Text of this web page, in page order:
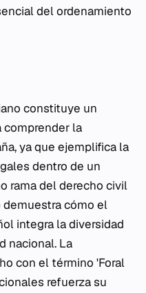
del ordenamiento
constituye un
la
ya que ejemplifica la
dentro de un
rama del derecho civil
cómo el
integra la diversidad
nacional. La
con el término 'Foral
refuerza su